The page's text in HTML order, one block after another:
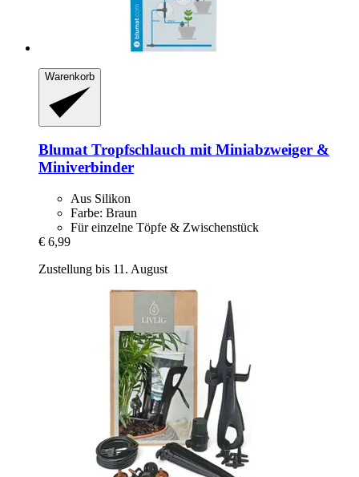
Warenkorb
BlumatTropfschlauch mit Miniabzweiger &
Miniverbinder
Aus Silikon
Farbe: Braun
Für einzelne Töpfe & Zwischenstück
€ 6,99
Zustellung bis 11. August